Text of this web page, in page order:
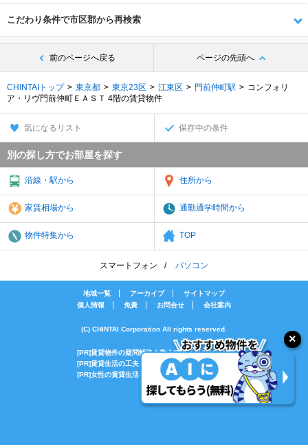
こだわり条件で市区郡から再検索
前のページへ戻る ページの先頭へ
CHINTAIトップ 東京都 東京23区 江東区 門前仲町駅
コンフォリ
ア・リヴ門前仲町ＥＡＳＴ 4階の賃貸物件
気になるリスト 保存中の条件
別の探し方でお部屋を探す
沿線・駅から 住所から
家賃相場から 通勤通学時間から
物件特集から TOP
スマートフォン パソコン
地域一覧 アーカイブ
サイトマップ
個人情報
免責 お問合せ 会社案内
(C) CHINTAI Corporation All rights reserved.
[PR]賃貸物件の疑問解決！教えてエイブルAGENT
[PR]賃貸生活の工夫を紹介！CHINTAI情報局
[PR]女性の賃貸生活を応援！Woman.CHINTAI